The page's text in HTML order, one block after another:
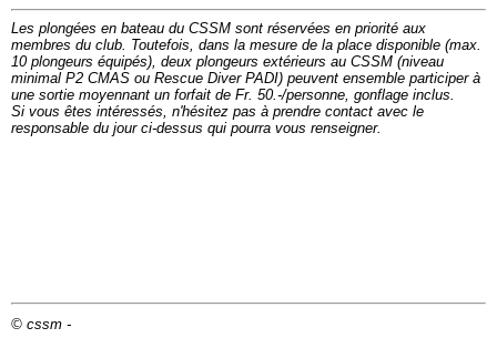
Les plongées en bateau du CSSM sont réservées en priorité aux
membres du club. Toutefois, dans la mesure de la place disponible (max.
10 plongeurs équipés), deux plongeurs extérieurs au CSSM (niveau
minimal P2 CMAS ou Rescue Diver PADI) peuvent ensemble participer à
une sortie moyennant un forfait de Fr. 50.-/personne, gonflage inclus.
Si vous êtes intéressés, n'hésitez pas à prendre contact avec le
responsable du jour ci-dessus qui pourra vous renseigner.
© cssm -